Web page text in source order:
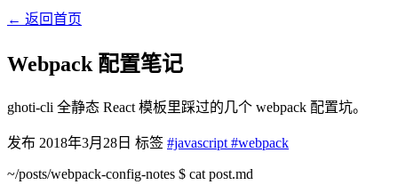
← 返回首页
Webpack 配置笔记
ghoti-cli 全静态 React 模板里踩过的几个 webpack 配置坑。
发布 2018年3月28日 标签 #javascript #webpack
~/posts/webpack-config-notes $ cat post.md